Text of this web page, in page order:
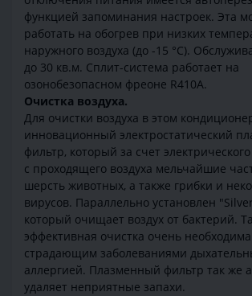
функцией запоминания настроек. Эта
работать на обогрев при низких
наружного воздуха (до -15 °С).
до 30 кв.м. Сплит-система работает на
озонобезопасном фреоне R410A.
Очистка воздуха.
Для очистки воздуха в этом
инновационный электростатический
фильтр, который за счет
с проходящего воздуха мельчайшие
шерсть животных, а также грибки и
вирусов. Параллельно установлен
который очищает воздух от бактерий.
эффективная очистка очень
страдающим заболеваниями
аллергией. Плазменный фильтр так же
удаляет неприятные запахи.